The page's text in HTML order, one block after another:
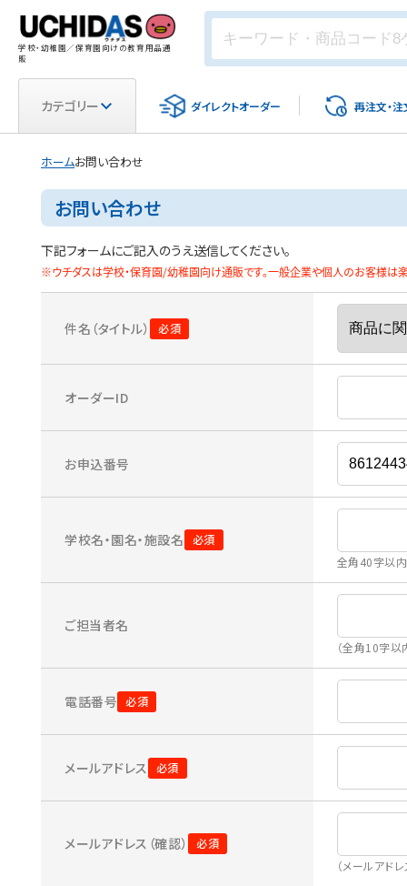
学校・幼稚園／保育園向けの教育用品通
販
カテゴリー ダイレクトオーダー 再注文・注
ホームお問い合わせ
お問い合わせ
下記フォームにご記入のうえ送信してください。
※ウチダスは学校・保育園/幼稚園向け通販です。一般企業や個人のお客様は
件名（タイトル）
オーダーID
お申込番号
学校名・園名・施設名
全角40字以内
ご担当者名
（全角10字以
電話番号
メールアドレス
メールアドレス（確認）
（メールアド